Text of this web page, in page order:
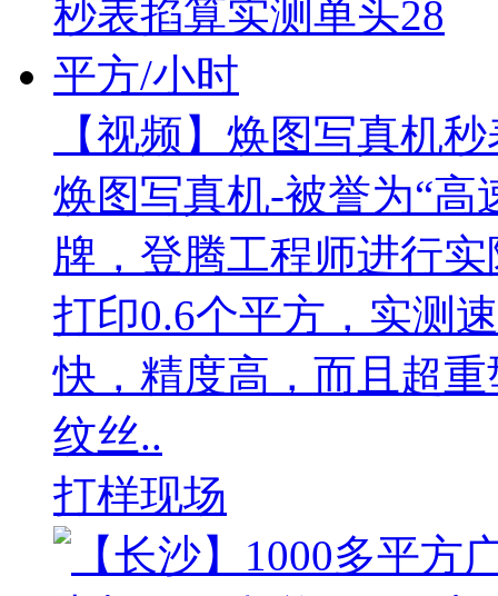
【视频】焕图写真机
焕图写真机-被誉为“高
牌，登腾工程师进行
打印0.6个平方，实测
快，精度高，而且超
纹丝..
打样现场